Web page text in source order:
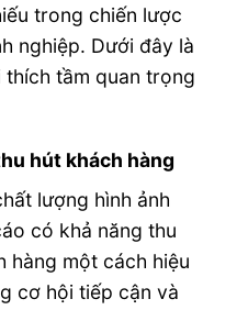
trong chiến lược
nghiệp. Dưới đây là
tầm quan trọng
hút khách hàng
lượng hình ảnh
có khả năng thu
hàng một cách hiệu
cơ hội tiếp cận và